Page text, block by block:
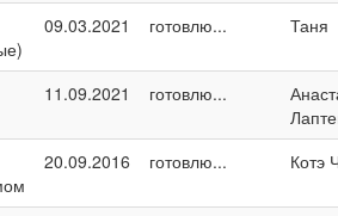
09.03.2021 готовлю... Таня
11.09.2021 готовлю...
20.09.2016 готовлю... Котэ